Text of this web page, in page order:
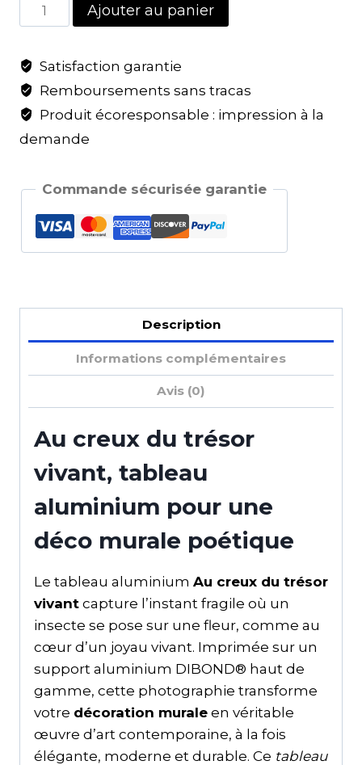
Ajouter au panier
Satisfaction garantie
Remboursements sans tracas
Produit écoresponsable : impression à la
demande
Commande sécurisée garantie
Description
Informations complémentaires
Avis (0)
Au creux du trésor
vivant, tableau
aluminium pour une
déco murale poétique
Le tableau aluminium Au creux du trésor
vivant capture l’instant fragile où un
insecte se pose sur une fleur, comme au
cœur d’un joyau vivant. Imprimée sur un
support aluminium DIBOND® haut de
gamme, cette photographie transforme
votre décoration murale en véritable
œuvre d’art contemporaine, à la fois
élégante, moderne et durable. Ce tableau